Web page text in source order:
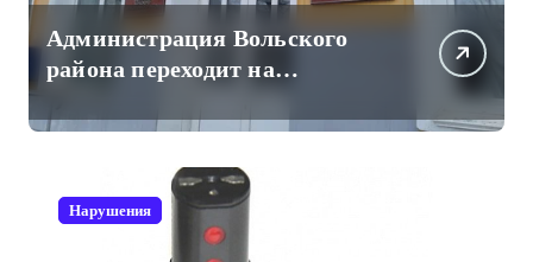
Администрация Вольского
района переходит на
для рабочих коммуникаций
Нарушения